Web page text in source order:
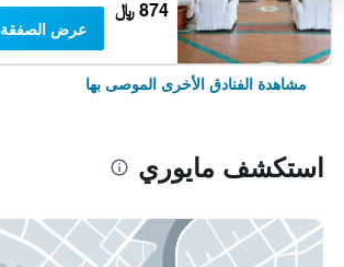
874 ﷼
عرض الصفقة
مشاهدة الفنادق الأخرى الموصى بها
استكشف مايوري